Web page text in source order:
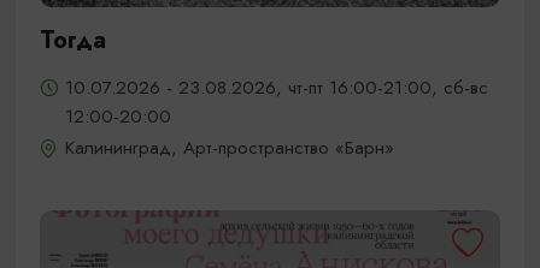
Тогда
10.07.2026 - 23.08.2026, чт-пт 16:00-21:00, сб-вс
12:00-20:00
Калининград, Арт-пространство «Барн»